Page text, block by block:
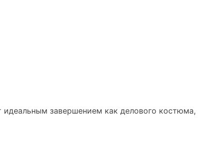
идеальным завершением как делового костюма,